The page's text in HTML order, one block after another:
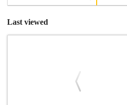
Last viewed